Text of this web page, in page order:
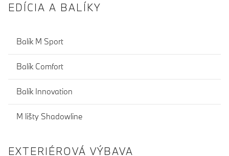
EDÍCIA A BALÍKY
Balík M Sport
Balík Comfort
Balík Innovation
M lišty Shadowline
EXTERIÉROVÁ VÝBAVA